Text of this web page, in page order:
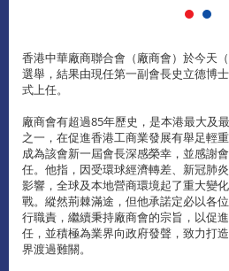
香港中華廠商聯合會（廠商會）於今天
選舉，結果由現任第一副會長史立德博
式上任。
廠商會有超過85年歷史，是本港最大及
之一，在促進香港工商業發展有舉足輕
成為該會新一屆會長深感榮幸，並感謝
任。他指，因受環球經濟轉差、新冠肺
影響，全球及本地營商環境起了重大變
戰。縱然荊棘滿途，但他承諾定必以各
行職責，繼續秉持廠商會的宗旨，以促
任，並積極為業界向政府發聲，致力打
界渡過難關。